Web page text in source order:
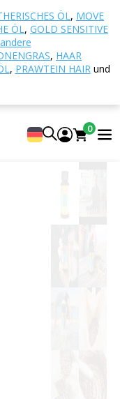
ÖL, MOVE
ÖL, GOLD SENSITIVE
andere
, HAAR
, PRAWTEIN HAIRund
0
–
BO